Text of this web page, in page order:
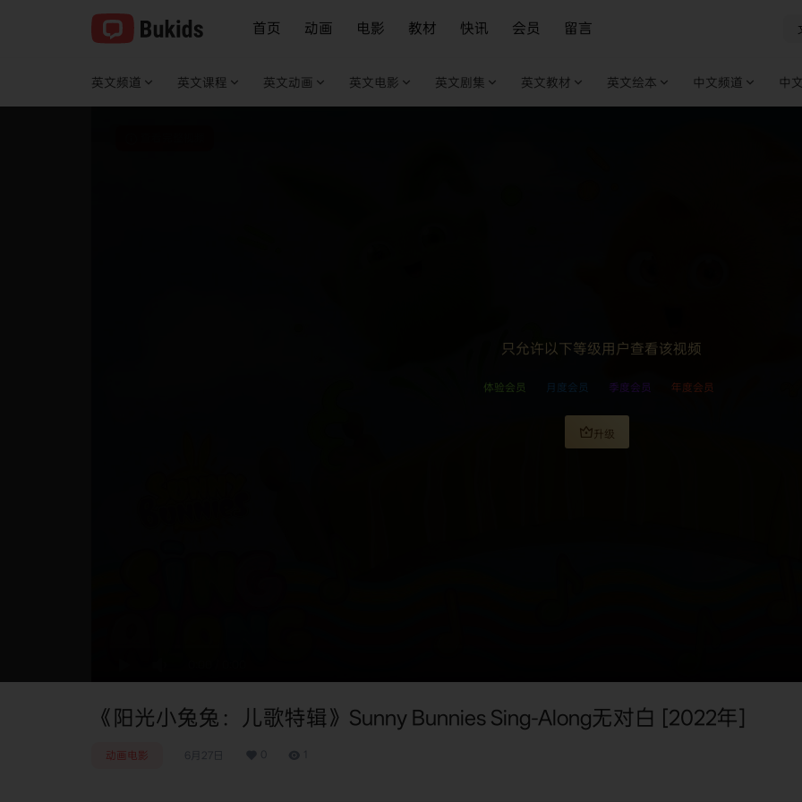
首页 动画 电影 教材 快讯 会员 留言
英文频道 英文课程 英文动画 英文电影 英文剧集 英文教材 英文绘本 中文频道 中
只允许以下等级用户查看该视频
体验会员 月度会员 季度会员 年度会员
升级
《阳光小兔兔：儿歌特辑》Sunny Bunnies Sing-Along无对白 [2022年]
动画电影 6月27日